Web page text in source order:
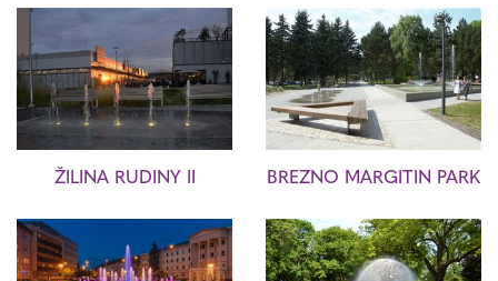
ŽILINA RUDINY II BREZNO MARGITIN PARK